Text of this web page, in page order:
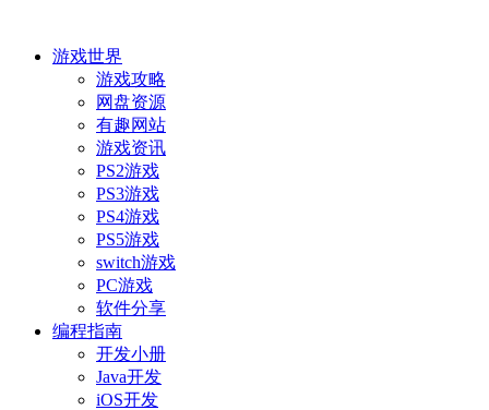
游戏世界
游戏攻略
网盘资源
有趣网站
游戏资讯
PS2游戏
PS3游戏
PS4游戏
PS5游戏
switch游戏
PC游戏
软件分享
编程指南
开发小册
Java开发
iOS开发